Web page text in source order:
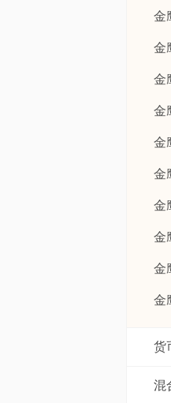
金
金
金
金
金
金
金
金
金
金
货
混